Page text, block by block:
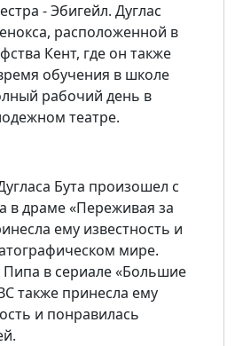
- Эбигейл. Дуглас
расположенной в
Кент, где он также
обучения в школе
рабочий день в
театре.
Бута произошел с
драме «Переживая за
ему известность и
мире.
в сериале «Большие
также принесла ему
и понравилась